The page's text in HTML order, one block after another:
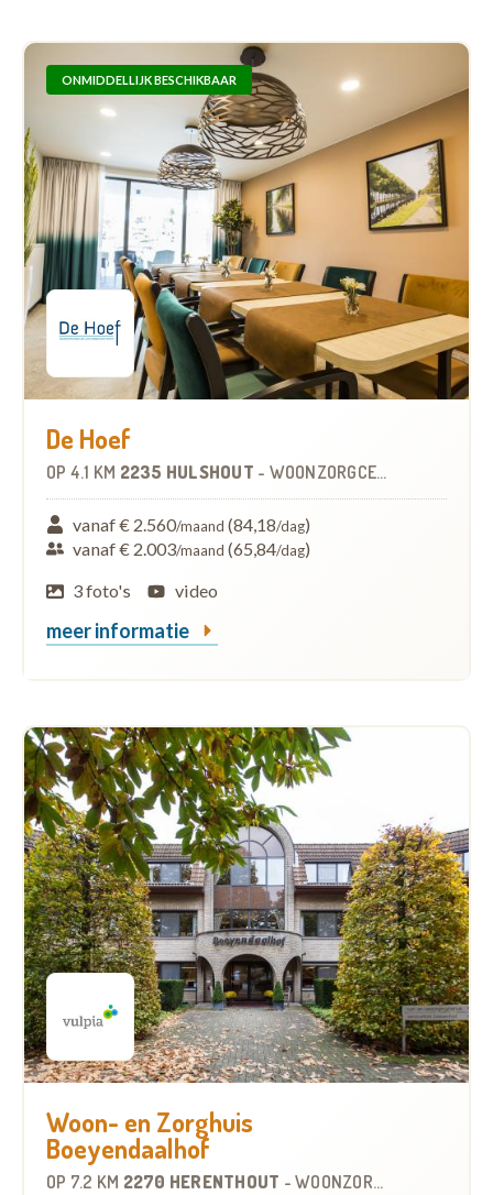
ONMIDDELLIJK BESCHIKBAAR
De Hoef
OP 4.1 KM 2235 HULSHOUT - WOONZORGCENTRUM (WZC)
vanaf € 2.560/maand (84,18/dag)
vanaf € 2.003/maand (65,84/dag)
3 foto's
video
meer informatie
Woon- en Zorghuis
Boeyendaalhof
OP 7.2 KM 2270 HERENTHOUT - WOONZORGCENTRUM (WZC)